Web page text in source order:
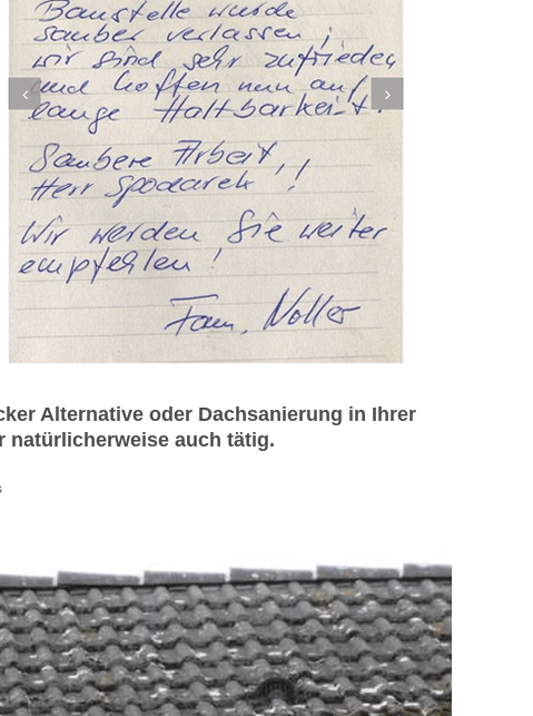
Alternative oder Dachsanierung in Ihrer
natürlicherweise auch tätig.